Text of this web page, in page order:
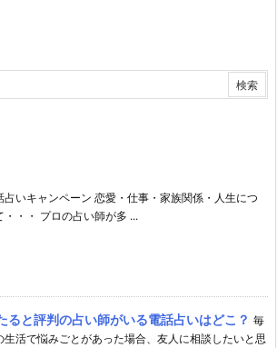
占いキャンペーン 恋愛・仕事・家族関係・人生につ
・・・ プロの占い師が多 ...
ると評判の占い師がいる電話占いはどこ？ 毎
生活で悩みごとがあった場合、友人に相談したいと思